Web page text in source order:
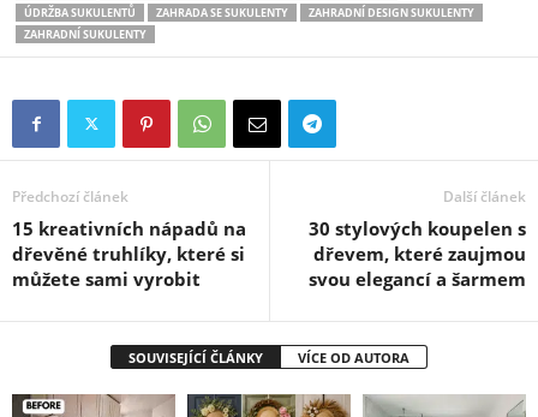
ÚDRŽBA SUKULENTŮ
ZAHRADA SE SUKULENTY
ZAHRADNÍ DESIGN SUKULENTY
ZAHRADNÍ SUKULENTY
Předchozí článek
15 kreativních nápadů na
dřevěné truhlíky, které si
můžete sami vyrobit
Další článek
30 stylových koupelen s
dřevem, které zaujmou
svou elegancí a šarmem
SOUVISEJÍCÍ ČLÁNKY VÍCE OD AUTORA